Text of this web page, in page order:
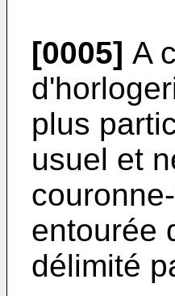
[0005] A
plus
usuel et
entourée
délimité